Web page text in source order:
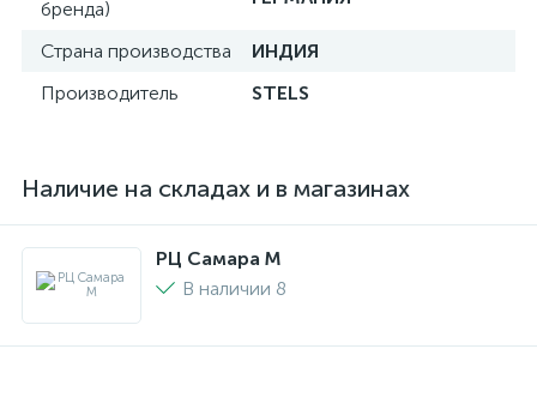
бренда)
Страна производства
ИНДИЯ
Производитель
STELS
Наличие на складах и в магазинах
РЦ Самара M
В наличии 8